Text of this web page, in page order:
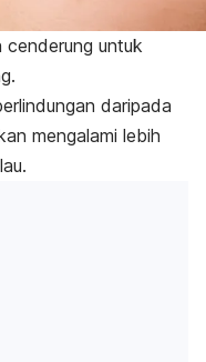
cenderung untuk
daripada
mengalami lebih